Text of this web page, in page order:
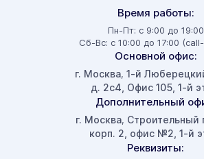
Время работы:
Пн-Пт: с 9:00 до 19:00
Сб-Вс: с 10:00 до 17:00
Основной офис:
г. Москва, 1-й
д. 2с4, Офис 105, 1-й
Дополнительный
г. Москва, Строительный
корп. 2, офис №2, 1-й
Реквизиты: